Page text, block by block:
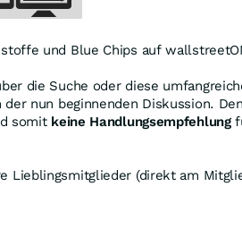
und Blue Chips auf
die Suche oder diese
nun beginnenden Diskussion.
somit keine Handlungsempfehlung
Lieblingsmitglieder (direkt am